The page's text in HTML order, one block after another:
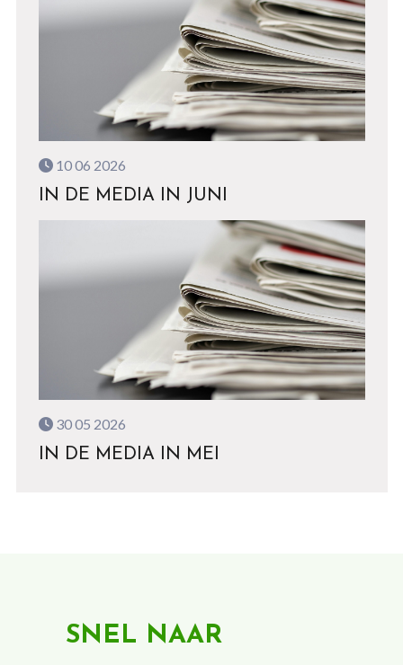
10 06 2026
IN DE MEDIA IN JUNI
30 05 2026
IN DE MEDIA IN MEI
SNEL NAAR